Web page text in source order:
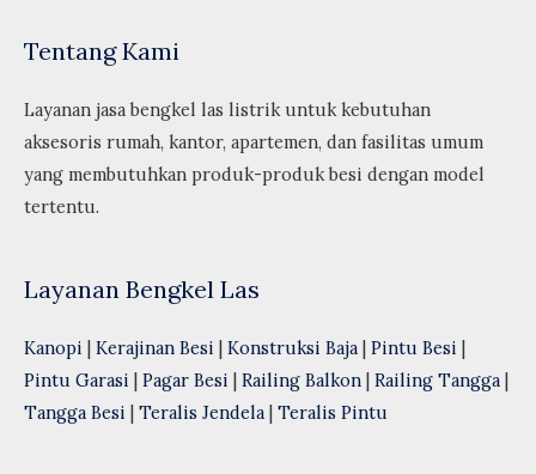
Tentang Kami
Layanan jasa bengkel las listrik untuk kebutuhan
aksesoris rumah, kantor, apartemen, dan fasilitas umum
yang membutuhkan produk-produk besi dengan model
tertentu.
Layanan Bengkel Las
Kanopi | Kerajinan Besi | Konstruksi Baja | Pintu Besi |
Pintu Garasi | Pagar Besi | Railing Balkon | Railing Tangga |
Tangga Besi | Teralis Jendela | Teralis Pintu